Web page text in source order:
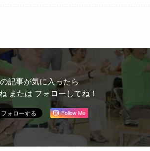
記事が気に入ったら
または フォローしてね！
Follow Me